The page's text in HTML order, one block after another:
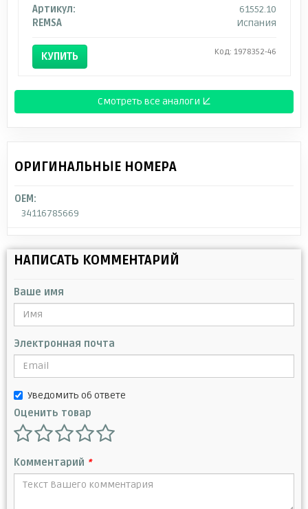
Артикул:
61552.10
REMSA
Испания
КУПИТЬ Код: 1978352-46
Смотреть все аналоги ↓
ОРИГИНАЛЬНЫЕ НОМЕРА
OEM:
34116785669
НАПИСАТЬ КОММЕНТАРИЙ
Ваше имя
Электронная почта
Уведомить об ответе
Оценить товар
Комментарий *